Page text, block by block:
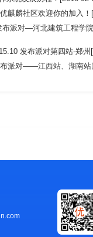
优麒麟社区欢迎你的加入！
布派对—河北建筑工程学院
发布派对第四站-郑州
布派对——江西站、湖南站